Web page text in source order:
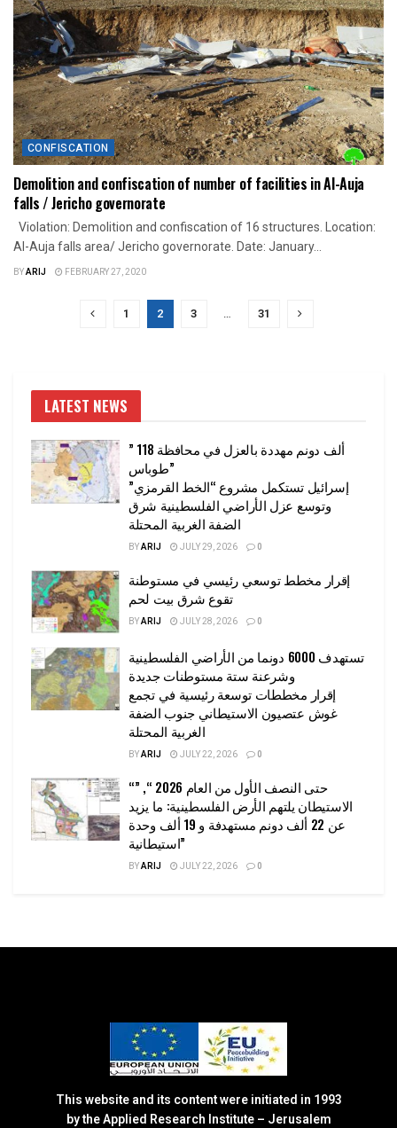
CONFISCATION
Demolition and confiscation of number of facilities in Al-Auja
falls / Jericho governorate
Violation: Demolition and confiscation of 16 structures. Location:
Al-Auja falls area/ Jericho governorate. Date: January...
BYARIJ FEBRUARY 27, 2020
1 2 3 … 31
LATEST NEWS
” 118 ألف دونم مهددة بالعزل في محافظة
طوباس”
إسرائيل تستكمل مشروع “الخط القرمزي”
وتوسع عزل الأراضي الفلسطينية شرق
الضفة الغربية المحتلة
BYARIJ JULY 29, 2026 0
إقرار مخطط توسعي رئيسي في مستوطنة
تقوع شرق بيت لحم
BYARIJ JULY 28, 2026 0
تستهدف 6000 دونما من الأراضي الفلسطينية
وشرعنة ستة مستوطنات جديدة
إقرار مخططات توسعة رئيسية في تجمع
غوش عتصيون الاستيطاني جنوب الضفة
الغربية المحتلة
BYARIJ JULY 22, 2026 0
“حتى النصف الأول من العام 2026 “, ”
الاستيطان يلتهم الأرض الفلسطينية: ما يزيد
عن 22 ألف دونم مستهدفة و 19 ألف وحدة
استيطانية”
BYARIJ JULY 22, 2026 0
This website and its content were initiated in 1993
by the Applied Research Institute – Jerusalem